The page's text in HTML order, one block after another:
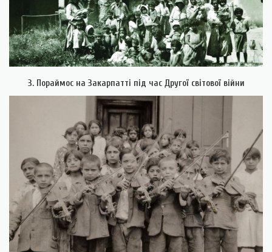
3. Пораймос на Закарпатті під час Другої світової війни